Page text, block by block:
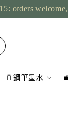
orders
🫙鋼筆墨水